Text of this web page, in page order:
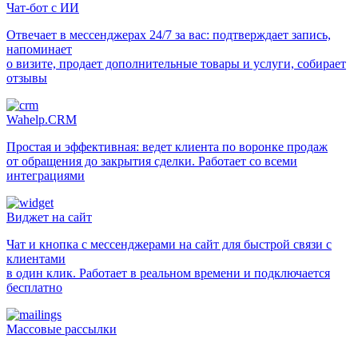
Чат-бот с ИИ
Отвечает в мессенджерах 24/7 за вас: подтверждает запись,
напоминает
о визите, продает дополнительные товары и услуги, собирает
отзывы
Wahelp.CRM
Простая и эффективная: ведет клиента по воронке продаж
от обращения до закрытия сделки. Работает со всеми
интеграциями
Виджет на сайт
Чат и кнопка с мессенджерами на сайт для быстрой связи с
клиентами
в один клик. Работает в реальном времени и подключается
бесплатно
Массовые рассылки